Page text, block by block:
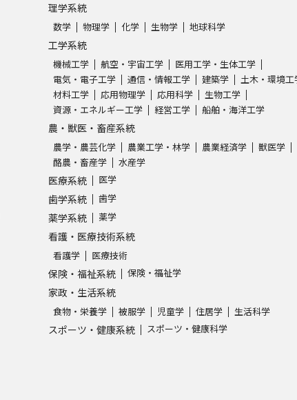
資料の料金のお支払いについて 受付
受験情報リンク
理学系統
数学 物理学 化学 生物学 地球科学
工学系統
機械工学 航空・宇宙工学
医用工学・生体工学
電気・電子工学
通信・情報工学 建築学
土木・環境工
材料工学
応用物理学 応用科学
生物工学
資源・エネルギー工学
経営工学 船舶・海洋工学
農・獣医・畜産系統
農学・農芸化学 農業工学・林学 農業経済学
獣医学
酪農・畜産学
水産学
医療系統 医学
歯学系統 歯学
薬学系統 薬学
看護・医療技術系統
看護学 医療技術
保険・福祉系統 保険・福祉学
家政・生活系統
食物・栄養学 被服学 児童学 住居学 生活科学
スポーツ・健康系統 スポーツ・健康科学